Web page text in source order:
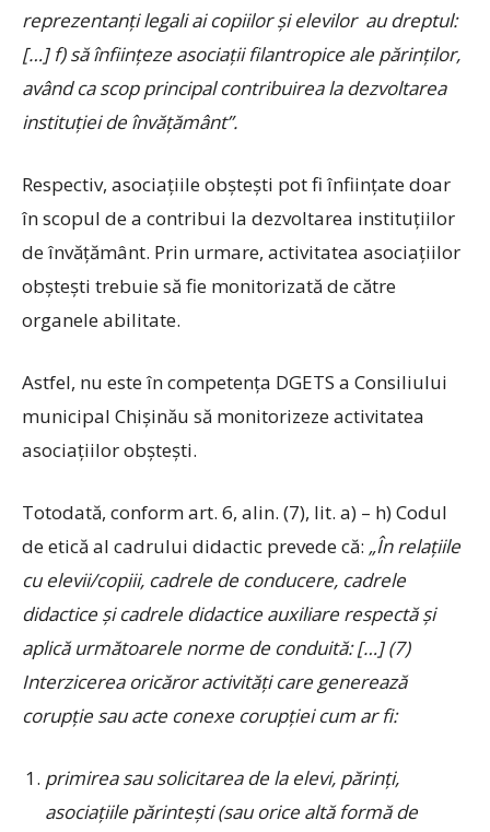
reprezentanţi legali ai copiilor şi elevilor au dreptul:
[…] f) să înfiinţeze asociaţii filantropice ale părinţilor,
având ca scop principal contribuirea la dezvoltarea
instituţiei de învăţământ”.
Respectiv, asociaţiile obşteşti pot fi înfiinţate doar
în scopul de a contribui la dezvoltarea instituţiilor
de învăţământ. Prin urmare, activitatea asociaţiilor
obşteşti trebuie să fie monitorizată de către
organele abilitate.
Astfel, nu este în competenţa DGETS a Consiliului
municipal Chişinău să monitorizeze activitatea
asociaţiilor obşteşti.
Totodată, conform art. 6, alin. (7), lit. a) – h) Codul
de etică al cadrului didactic prevede că: „În relaţiile
cu elevii/copiii, cadrele de conducere, cadrele
didactice şi cadrele didactice auxiliare respectă şi
aplică următoarele norme de conduită: […] (7)
Interzicerea oricăror activităţi care generează
corupţie sau acte conexe corupţiei cum ar fi:
primirea sau solicitarea de la elevi, părinţi,
asociaţiile părinteşti (sau orice altă formă de